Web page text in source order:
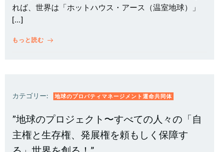
れば、世界は「ホットハウス・アース（温室地球）」
[…]
もっと読む
カテゴリー: 地球のプロパティマネージメント運命共同体
”地球のプロジェクト〜すべての人々の「自
主権と生存権、発展権を頼もしく保障す